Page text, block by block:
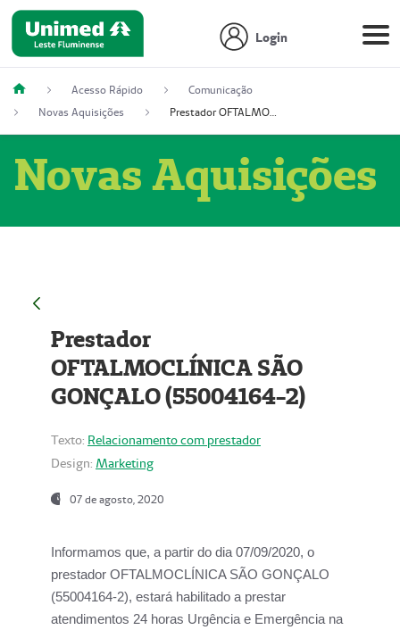
Login
Acesso Rápido
Comunicação
Novas Aquisições
Prestador OFTALMOCLÍNICA SÃO GONÇALO (55004164-2)
Novas Aquisições
Prestador
OFTALMOCLÍNICA SÃO
GONÇALO (55004164-2)
Texto: Relacionamento com prestador
Design: Marketing
07 de agosto, 2020
Informamos que, a partir do dia07/09/2020, o
prestador OFTALMOCLÍNICA SÃO GONÇALO
(55004164-2), estará habilitado a prestar
atendimentos 24 horas Urgência e Emergência na